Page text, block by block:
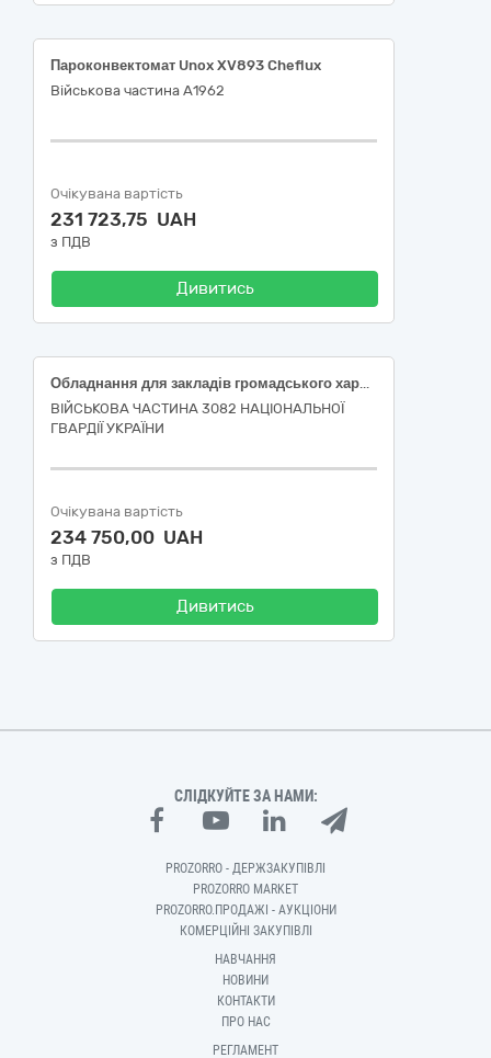
Пароконвектомат Unox XV893 Cheflux
Військова частина А1962
Очікувана вартість
231 723,75 UAH
з ПДВ
Дивитись
Обладнання для закладів громадського харчуванн
ВІЙСЬКОВА ЧАСТИНА 3082 НАЦІОНАЛЬНОЇ
ГВАРДІЇ УКРАЇНИ
Очікувана вартість
234 750,00 UAH
з ПДВ
Дивитись
СЛІДКУЙТЕ ЗА НАМИ:
PROZORRO - ДЕРЖЗАКУПІВЛІ
PROZORRO MARKET
PROZORRO.ПРОДАЖІ - АУКЦІОНИ
КОМЕРЦІЙНІ ЗАКУПІВЛІ
НАВЧАННЯ
НОВИНИ
КОНТАКТИ
ПРО НАС
РЕГЛАМЕНТ